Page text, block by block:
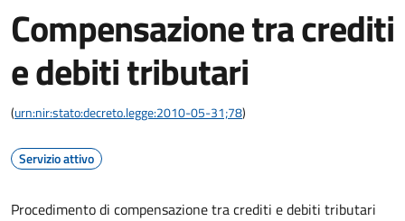
Compensazione tra crediti
e debiti tributari
(urn:nir:stato:decreto.legge:2010-05-31;78)
Servizio attivo
Procedimento di compensazione tra crediti e debiti tributari